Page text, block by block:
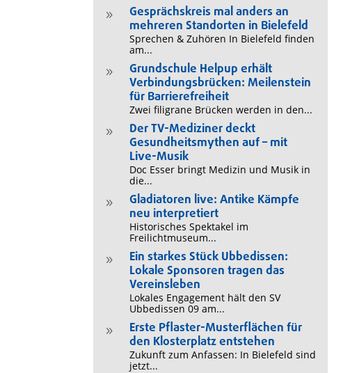
9
Gesprächskreis mal anders an
mehreren Standorten in Bielefeld
Sprechen & Zuhören In Bielefeld finden
am...
9
Grundschule Helpup erhält
Verbindungsbrücken: Meilenstein
für Barrierefreiheit
Zwei filigrane Brücken werden in den...
9
Der TV-Mediziner deckt
Gesundheitsmythen auf – mit
Live-Musik
Doc Esser bringt Medizin und Musik in
die...
9
Gladiatoren live: Antike Kämpfe
neu interpretiert
Historisches Spektakel im
Freilichtmuseum...
9
Ein starkes Stück Ubbedissen:
Lokale Sponsoren tragen das
Vereinsleben
Lokales Engagement hält den SV
Ubbedissen 09 am...
9
Erste Pflaster-Musterflächen für
den Klosterplatz entstehen
Zukunft zum Anfassen: In Bielefeld sind
jetzt...